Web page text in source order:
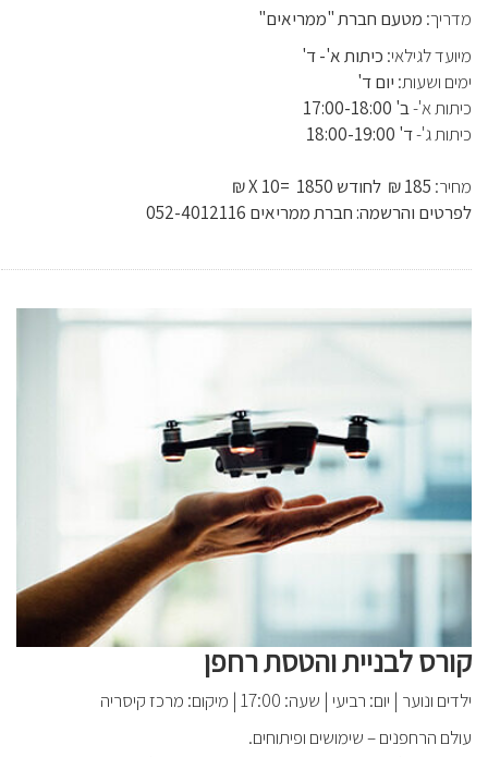
מדריך: מטעם חברת "ממריאים"
מיועד לגילאי: כיתות א'- ד'
ימים ושעות: יום ד'
כיתות א'-ב' 17:00-18:00
כיתות ג'-ד' 18:00-19:00
מחיר:
לפרטים והרשמה: חברת ממריאים 052-4012116
קורס לבניית והטסת רחפן
ילדים ונוער | יום: רביעי | שעה: 17:00 | מיקום: מרכז קיסריה
עולם הרחפנים – שימושים ופיתוחים.